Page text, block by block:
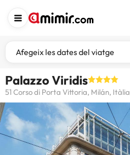
Afegeix les dates del viatge
Palazzo Viridis
51 Corso di Porta Vittoria, Milán, Itàlia